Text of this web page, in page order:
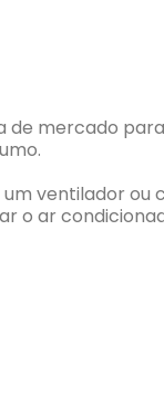
de mercado
ventilador ou
o ar